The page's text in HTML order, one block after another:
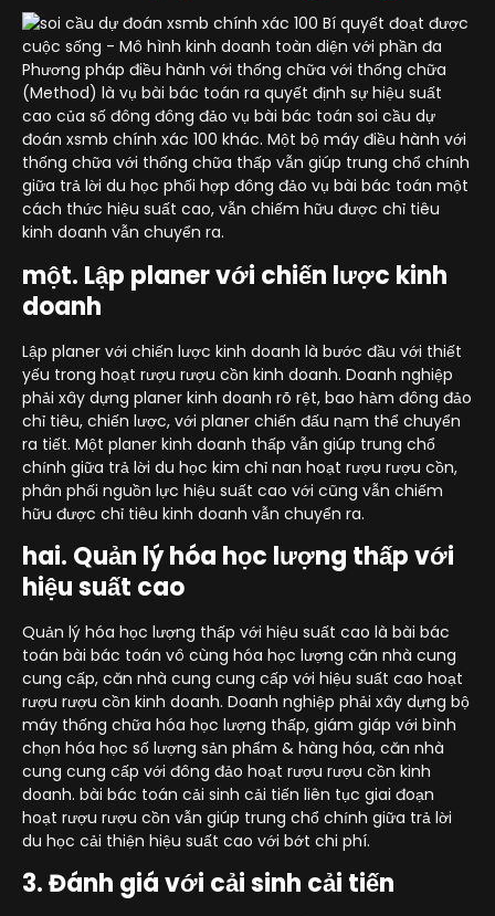
Phương pháp điều hành với thống chữa với thống chữa
(Method) là vụ bài bác toán ra quyết định sự hiệu suất
cao của số đông đông đảo vụ bài bác toán soi cầu dự
đoán xsmb chính xác 100 khác. Một bộ máy điều hành với
thống chữa với thống chữa thấp vẫn giúp trung chổ chính
giữa trả lời du học phối hợp đông đảo vụ bài bác toán một
cách thức hiệu suất cao, vẫn chiếm hữu được chỉ tiêu
kinh doanh vẫn chuyển ra.
một. Lập planer với chiến lược kinh
doanh
Lập planer với chiến lược kinh doanh là bước đầu với thiết
yếu trong hoạt rượu rượu cồn kinh doanh. Doanh nghiệp
phải xây dựng planer kinh doanh rõ rệt, bao hàm đông đảo
chỉ tiêu, chiến lược, với planer chiến đấu nạm thể chuyển
ra tiết. Một planer kinh doanh thấp vẫn giúp trung chổ
chính giữa trả lời du học kim chỉ nan hoạt rượu rượu cồn,
phân phối nguồn lực hiệu suất cao với cũng vẫn chiếm
hữu được chỉ tiêu kinh doanh vẫn chuyển ra.
hai. Quản lý hóa học lượng thấp với
hiệu suất cao
Quản lý hóa học lượng thấp với hiệu suất cao là bài bác
toán bài bác toán vô cùng hóa học lượng căn nhà cung
cung cấp, căn nhà cung cung cấp với hiệu suất cao hoạt
rượu rượu cồn kinh doanh. Doanh nghiệp phải xây dựng bộ
máy thống chữa hóa học lượng thấp, giám giáp với bình
chọn hóa học số lượng sản phẩm & hàng hóa, căn nhà
cung cung cấp với đông đảo hoạt rượu rượu cồn kinh
doanh. bài bác toán cải sinh cải tiến liên tục giai đoạn
hoạt rượu rượu cồn vẫn giúp trung chổ chính giữa trả lời
du học cải thiện hiệu suất cao với bớt chi phí.
3. Đánh giá với cải sinh cải tiến